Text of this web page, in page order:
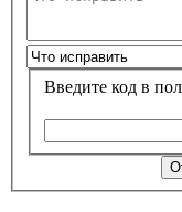
Введите код в